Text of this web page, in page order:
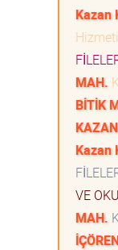
Kazan
Hizmeti
MAH.
BİTİK
Kazan
VE
MAH.